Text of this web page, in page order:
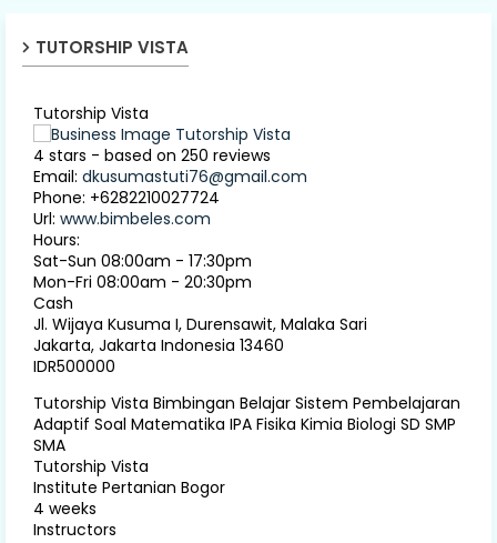
TUTORSHIP VISTA
Tutorship Vista
4 stars - based on 250 reviews
Email: dkusumastuti76@gmail.com
Phone: +6282210027724
Url: www.bimbeles.com
Hours:
Sat-Sun 08:00am - 17:30pm
Mon-Fri 08:00am - 20:30pm
Cash
Jl. Wijaya Kusuma I, Durensawit, Malaka Sari
Jakarta, Jakarta Indonesia 13460
IDR500000
Tutorship Vista Bimbingan Belajar Sistem Pembelajaran
Adaptif Soal Matematika IPA Fisika Kimia Biologi SD SMP
SMA
Tutorship Vista
Institute Pertanian Bogor
4 weeks
Instructors